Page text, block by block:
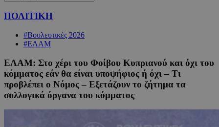
ΠΟΛΙΤΙΚΗ
#Βουλευτικές 2026
#ΕΛΑΜ
ΕΛΑΜ: Στο χέρι του Φοίβου Κυπριανού και όχι του
κόμματος εάν θα είναι υποψήφιος ή όχι – Τι
προβλέπει ο Νόμος – Εξετάζουν το ζήτημα τα
συλλογικά όργανα του κόμματος